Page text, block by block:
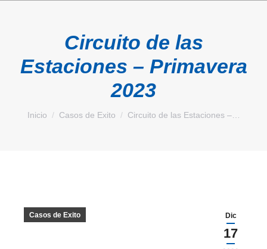
Circuito de las
Estaciones – Primavera
2023
Estás aquí:
Inicio Casos de Exito Circuito de las Estaciones –…
Dic
17
Casos de Exito